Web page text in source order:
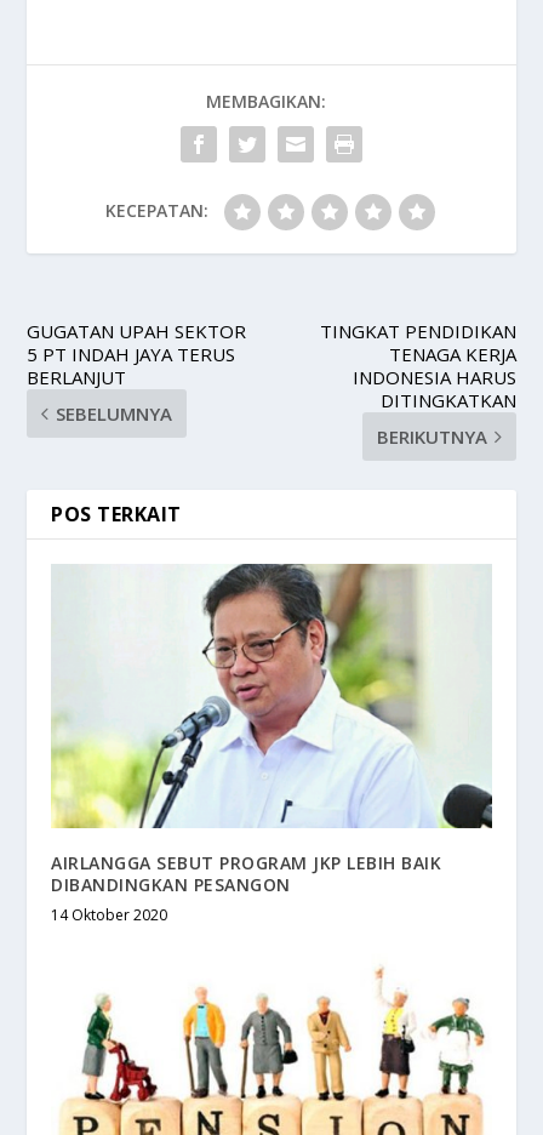
MEMBAGIKAN:
KECEPATAN:
GUGATAN UPAH SEKTOR
5 PT INDAH JAYA TERUS
BERLANJUT
SEBELUMNYA
TINGKAT PENDIDIKAN
TENAGA KERJA
INDONESIA HARUS
DITINGKATKAN
BERIKUTNYA
POS TERKAIT
AIRLANGGA SEBUT PROGRAM JKP LEBIH BAIK
DIBANDINGKAN PESANGON
14 Oktober 2020